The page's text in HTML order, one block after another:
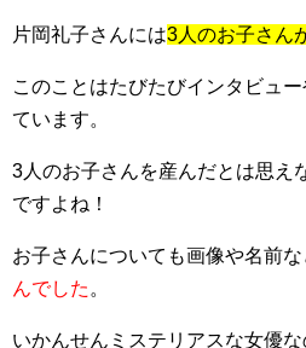
片岡礼子さんには3人のお子さん
このことはたびたびインタビュ
ています。
3人のお子さんを産んだとは思え
ですよね！
お子さんについても画像や名前な
んでした 。
いかんせんミステリアスな女優